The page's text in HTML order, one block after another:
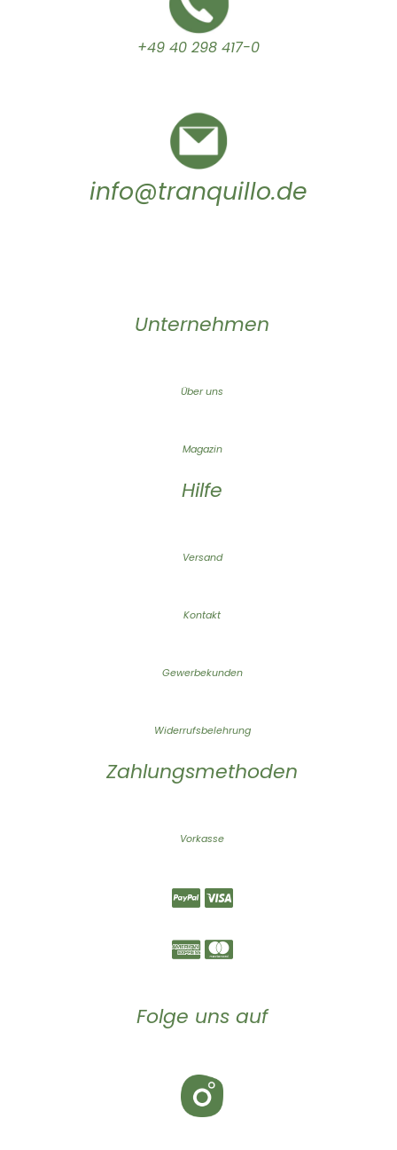
+49 40 298 417-0
info@tranquillo.de
Unternehmen
Über uns
Magazin
Hilfe
Versand
Kontakt
Gewerbekunden
Widerrufsbelehrung
Zahlungsmethoden
Vorkasse
Folge uns auf